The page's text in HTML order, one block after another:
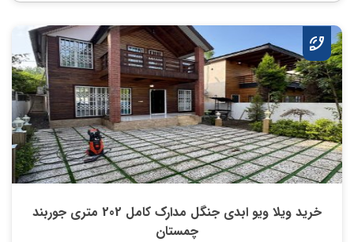
خرید ویلا ویو ابدی جنگل مدارک کامل 202 متری جوربند
چمستان